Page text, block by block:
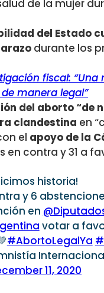
de la mujer
del Estado
durante los
fiscal:
manera legal”
del aborto “de
clandestina en
el apoyo de la
en contra y 31 a
historia!
y 6
en
votar a
#AbortoLegalYa
11, 2020